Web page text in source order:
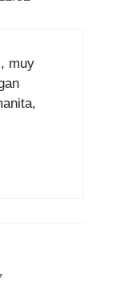
muy